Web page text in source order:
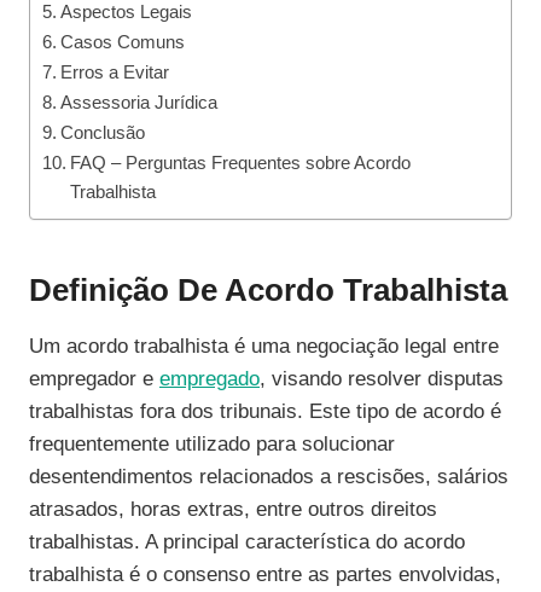
Aspectos Legais
Casos Comuns
Erros a Evitar
Assessoria Jurídica
Conclusão
FAQ – Perguntas Frequentes sobre Acordo
Trabalhista
Definição De Acordo Trabalhista
Um acordo trabalhista é uma negociação legal entre
empregador e empregado, visando resolver disputas
trabalhistas fora dos tribunais. Este tipo de acordo é
frequentemente utilizado para solucionar
desentendimentos relacionados a rescisões, salários
atrasados, horas extras, entre outros direitos
trabalhistas. A principal característica do acordo
trabalhista é o consenso entre as partes envolvidas,